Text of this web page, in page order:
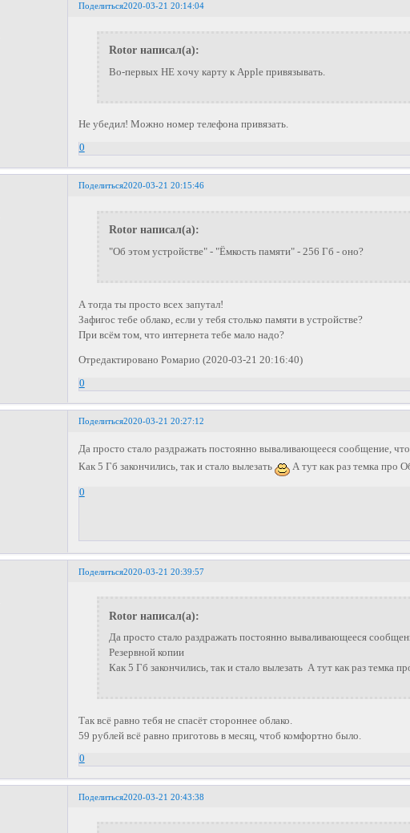
Поделиться2020-03-21 20:14:04
Rotor написал(а):
Во-первых НЕ хочу карту к Apple привязывать.
Не убедил! Можно номер телефона привязать.
0
Поделиться2020-03-21 20:15:46
Rotor написал(а):
"Об этом устройстве" - "Ёмкость памяти" - 256 Гб - оно?
А тогда ты просто всех запутал!
Зафигос тебе облако, если у тебя столько памяти в устройстве?
При всём том, что интернета тебе мало надо?
Отредактировано Ромарио (2020-03-21 20:16:40)
0
Поделиться2020-03-21 20:27:12
Да просто стало раздражать постоянно вываливающееся сообщение,
Как 5 Гб закончились, так и стало вылезать
А тут как раз темка про
0
Поделиться2020-03-21 20:39:57
Rotor написал(а):
Да просто стало раздражать постоянно вываливающееся
Резервной копии
Как 5 Гб закончились, так и стало вылезать А тут как раз темка
Так всё равно тебя не спасёт стороннее облако.
59 рублей всё равно приготовь в месяц, чтоб комфортно было.
0
Поделиться2020-03-21 20:43:38